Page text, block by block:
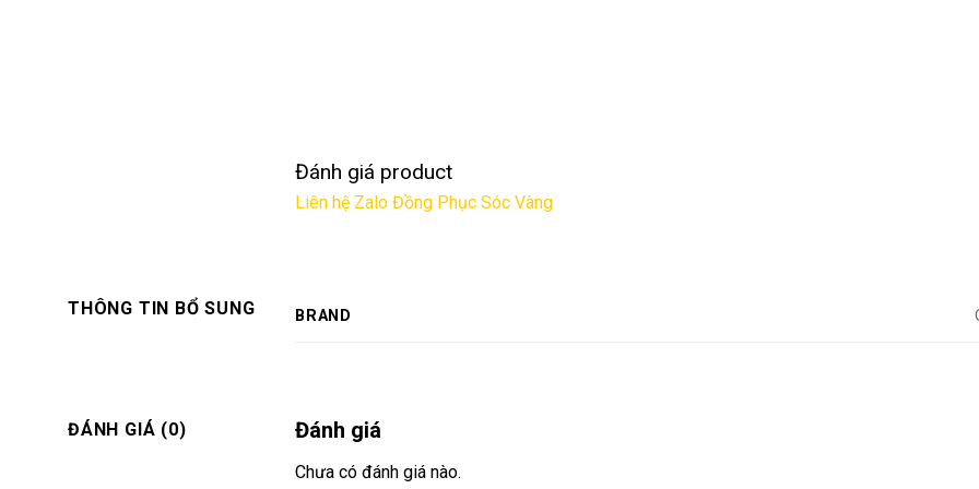
Đánh giá product
Liên hệ Zalo Đồng Phục Sóc Vàng
THÔNG TIN BỔ SUNG BRAND
ĐÁNH GIÁ (0) Đánh giá
Chưa có đánh giá nào.